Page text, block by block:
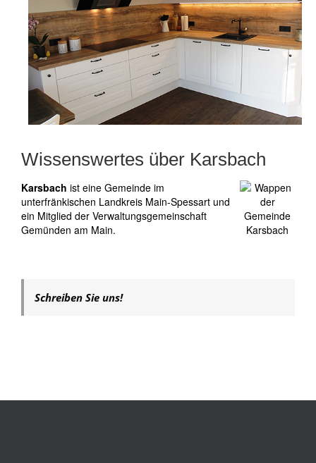
Wissenswertes über Karsbach
Karsbach ist eine Gemeinde im
unterfränkischen Landkreis Main-Spessart und
ein Mitglied der Verwaltungsgemeinschaft
Gemünden am Main.
Schreiben Sie uns!